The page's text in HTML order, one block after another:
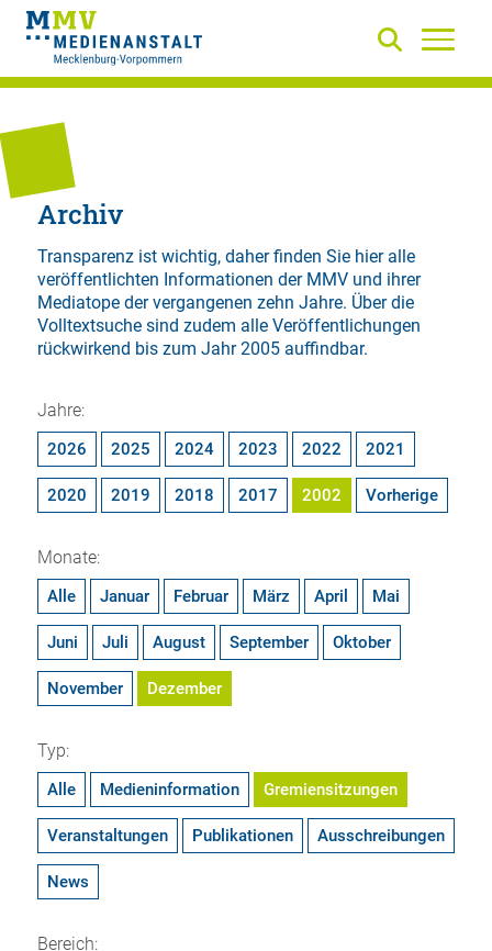
Archiv
Transparenz ist wichtig, daher finden Sie hier alle
veröffentlichten Informationen der MMV und ihrer
Mediatope der vergangenen zehn Jahre. Über die
Volltextsuchesind zudem alle Veröffentlichungen
rückwirkend bis zum Jahr 2005 auffindbar.
Jahre:
2026 2025 2024 2023 2022 2021
2020 2019 2018 2017 2002 Vorherige
Monate:
Alle Januar Februar März April Mai
Juni Juli August September Oktober
November Dezember
Typ:
Alle Medieninformation Gremiensitzungen
Veranstaltungen Publikationen Ausschreibungen
News
Bereich: